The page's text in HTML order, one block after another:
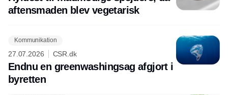
aftensmaden blev vegetarisk
Kommunikation
27.07.2026 CSR.dk
Endnu en greenwashingsag afgjort i
byretten